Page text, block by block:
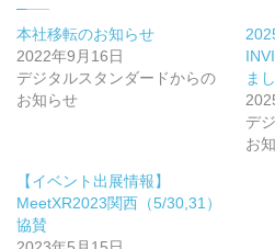
本社移転のお知らせ
2022年9月16日
デジタルスタンダードからの
お知らせ
ま
デ
お
【イベント出展情報】
MeetXR2023関西（5/30,31）
協賛